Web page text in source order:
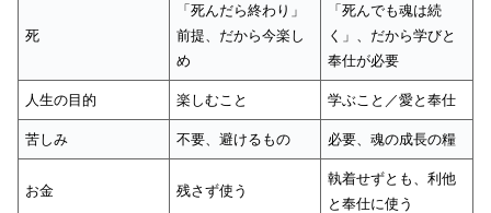
死
「死んだら終わり」
前提、だから今楽し
め
「死んでも魂は続
く」、だから学びと
奉仕が必要
人生の目的 楽しむこと 学ぶこと／愛と奉仕
苦しみ 不要、避けるもの 必要、魂の成長の糧
お金 残さず使う
執着せずとも、利他
と奉仕に使う